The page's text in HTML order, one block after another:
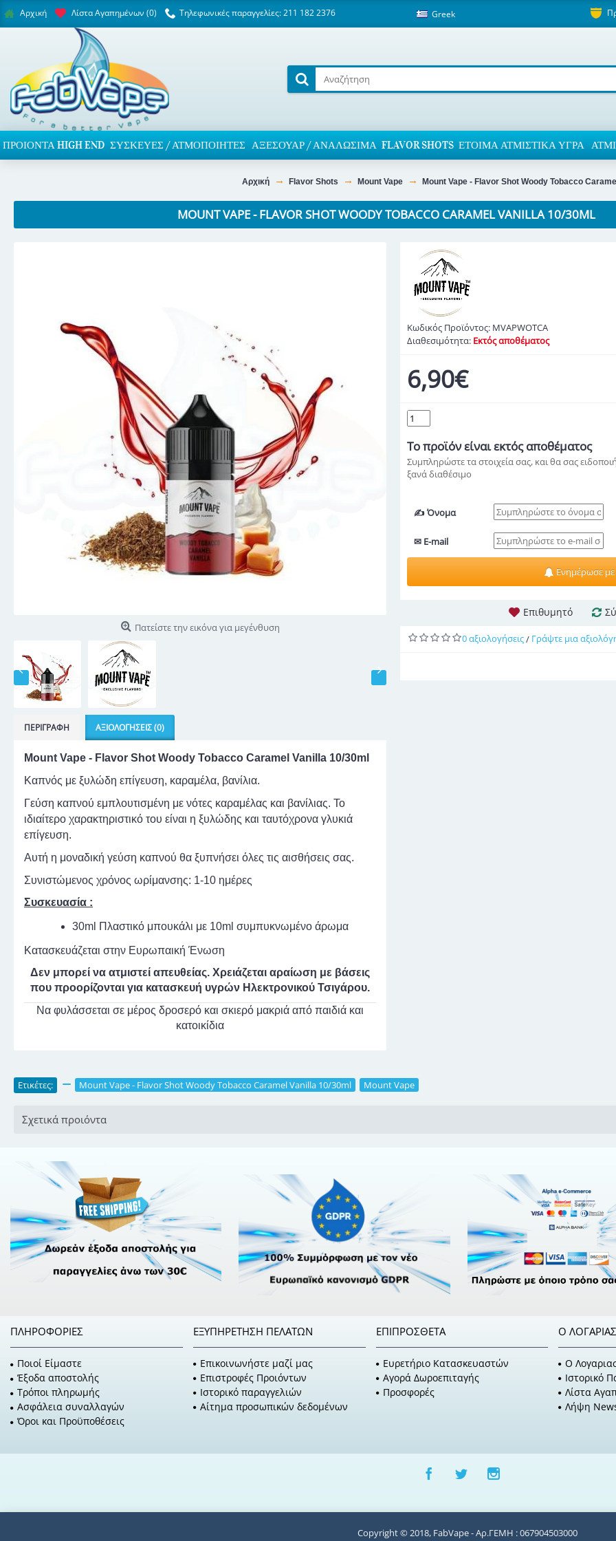
Αρχική Λίστα Αγαπημένων (0) Τηλεφωνικές παραγγελίες: 211 182 2376 Greek
ΠΡΟΙΌΝΤΑ HIGH END ΣΥΣΚΕΥΈΣ / ΑΤΜΟΠΟΙΗΤΈΣ ΑΞΕΣΟΥΆΡ / ΑΝΑΛΏΣΙΜΑ FLAVOR SHOTS ΈΤΟΙΜΑ ΑΤΜΙΣΤΙΚΆ ΥΓΡΆ
Αρχική Flavor Shots Mount Vape Mount Vape - Flavor Shot Woody Tobacco
MOUNT VAPE - FLAVOR SHOT WOODY TOBACCO CARAMEL VANILLA 10/30ML
Πατείστε την εικόνα για μεγένθυση
ΠΕΡΙΓΡΑΦΉ ΑΞΙΟΛΟΓΉΣΕΙΣ (0)
Mount Vape - Flavor Shot Woody Tobacco Caramel Vanilla 10/30ml
Καπνός με ξυλώδη επίγευση, καραμέλα, βανίλια.
Γεύση καπνού εμπλουτισμένη με νότες καραμέλας και βανίλιας. Το
ιδιαίτερο χαρακτηριστικό του είναι η ξυλώδης και ταυτόχρονα γλυκιά
επίγευση.
Αυτή η μοναδική γεύση καπνού θα ξυπνήσει όλες τις αισθήσεις σας.
Συνιστώμενος χρόνος ωρίμανσης: 1-10 ημέρες
Συσκευασία :
30ml Πλαστικό μπουκάλι με 10ml συμπυκνωμένο άρωμα
Κατασκευάζεται στην Ευρωπαική Ένωση
Δεν μπορεί να ατμιστεί απευθείας. Χρειάζεται αραίωση με βάσεις
που προορίζονται για κατασκευή υγρών Ηλεκτρονικού Τσιγάρου.
Να φυλάσσεται σε μέρος δροσερό και σκιερό μακριά από παιδιά και
κατοικίδια
Κωδικός Προϊόντος: MVAPWOTCA
Διαθεσιμότητα: Εκτός αποθέματος
6,90€
Το προϊόνείναι εκτός αποθέματος
Συμπληρώστε τα στοιχεία σας, και θα σας
ξανά διαθέσιμο
✍ Όνομα
✉ E-mail
Ενημέρωσε με
Επιθυμητό
0 αξιολογήσεις/ Γράψτε μια
Ετικέτες: Mount Vape - Flavor Shot Woody Tobacco Caramel Vanilla 10/30ml Mount Vape
Σχετικά προιόντα
ΠΛΗΡΟΦΟΡΊΕΣ
Ποιοί Είμαστε
Έξοδα αποστολής
Τρόποι πληρωμής
Ασφάλεια συναλλαγών
Όροι και Προϋποθέσεις
ΕΞΥΠΗΡΈΤΗΣΗ ΠΕΛΑΤΏΝ
Επικοινωνήστε μαζί μας
Επιστροφές Προιόντων
Ιστορικό παραγγελιών
Αίτημα προσωπικών δεδομένων
ΕΠΙΠΡΌΣΘΕΤΑ
Ευρετήριο Κατασκευαστών
Αγορά Δωροεπιταγής
Προσφορές
Ο
O
Ιστορικό
Λίστα
Λήψη
Copyright © 2018, FabVape - Αρ.ΓΕΜΗ : 067904503000